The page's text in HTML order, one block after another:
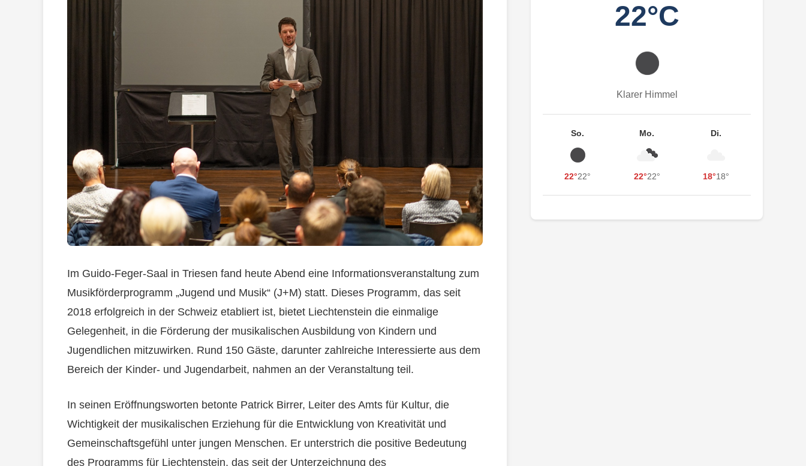
Im Guido-Feger-Saal in Triesen fand heute Abend eine Informationsveranstaltung zum
Musikförderprogramm „Jugend und Musik“ (J+M) statt. Dieses Programm, das seit
2018 erfolgreich in der Schweiz etabliert ist, bietet Liechtenstein die einmalige
Gelegenheit, in die Förderung der musikalischen Ausbildung von Kindern und
Jugendlichen mitzuwirken. Rund 150 Gäste, darunter zahlreiche Interessierte aus dem
Bereich der Kinder- und Jugendarbeit, nahmen an der Veranstaltung teil.
In seinen Eröffnungsworten betonte Patrick Birrer, Leiter des Amts für Kultur, die
Wichtigkeit der musikalischen Erziehung für die Entwicklung von Kreativität und
Gemeinschaftsgefühl unter jungen Menschen. Er unterstrich die positive Bedeutung
des Programms für Liechtenstein, das seit der Unterzeichnung des
22°C
Klarer Himmel
So.
22°22°
Mo.
22°22°
Di.
18°18°